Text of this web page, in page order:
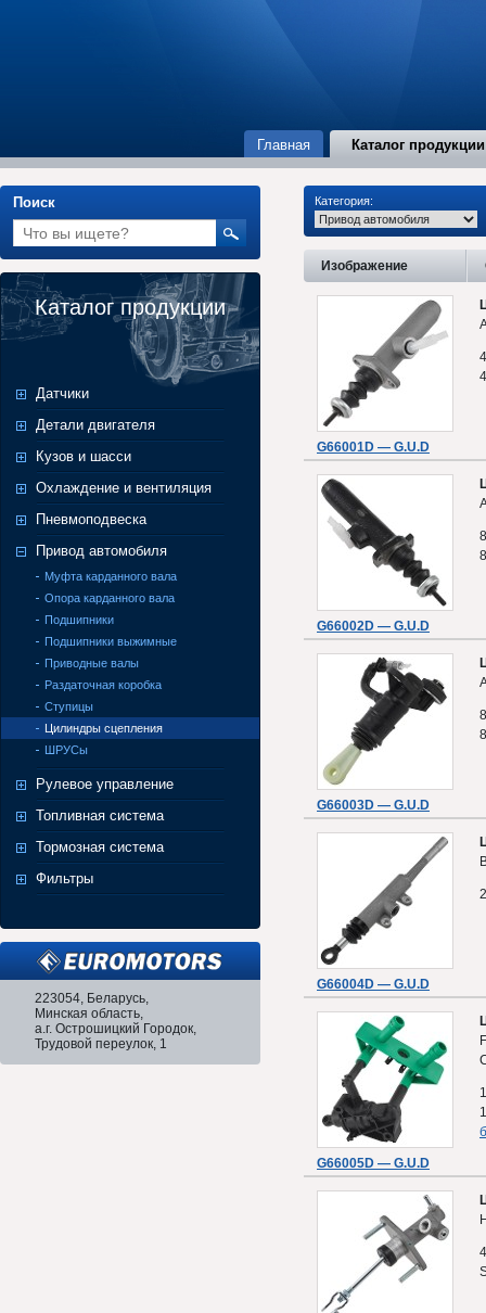
Главная Каталог продукции
Поиск
Каталог продукции
Датчики
Детали двигателя
Кузов и шасси
Охлаждение и вентиляция
Пневмоподвеска
Привод автомобиля
Муфта карданного вала
Опора карданного вала
Подшипники
Подшипники выжимные
Приводные валы
Раздаточная коробка
Ступицы
Цилиндры сцепления
ШРУСы
Рулевое управление
Топливная система
Тормозная система
Фильтры
223054, Беларусь,
Минская область,
а.г. Острошицкий Городок,
Трудовой переулок, 1
Категория:
Изображение
G66001D — G.U.D
G66002D — G.U.D
G66003D — G.U.D
G66004D — G.U.D
G66005D — G.U.D